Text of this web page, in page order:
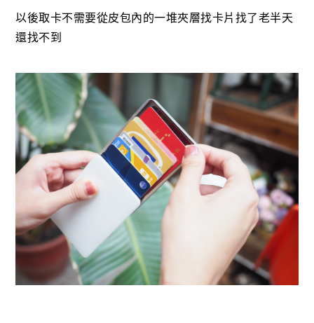
以後取卡不需要從皮包內的一堆夾層找卡片找了老半天
還找不到